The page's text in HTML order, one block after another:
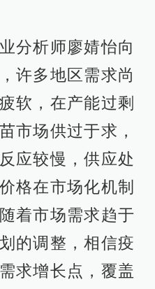
分析师廖婧怡向
许多地区需求尚
软，在产能过剩
市场供过于求，
应较慢，供应处
格在市场化机制
着市场需求趋于
的调整，相信疫
求增长点，覆盖